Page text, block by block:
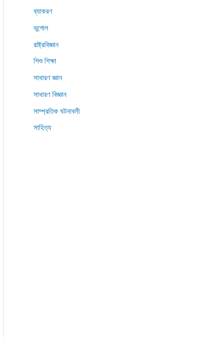
ব্যাকরণ
ভূগোল
রাষ্ট্রবিজ্ঞান
শিশু শিক্ষা
সাধারণ জ্ঞান
সাধারণ বিজ্ঞান
সাম্প্রতিক ঘটনাবলী
সাহিত্য